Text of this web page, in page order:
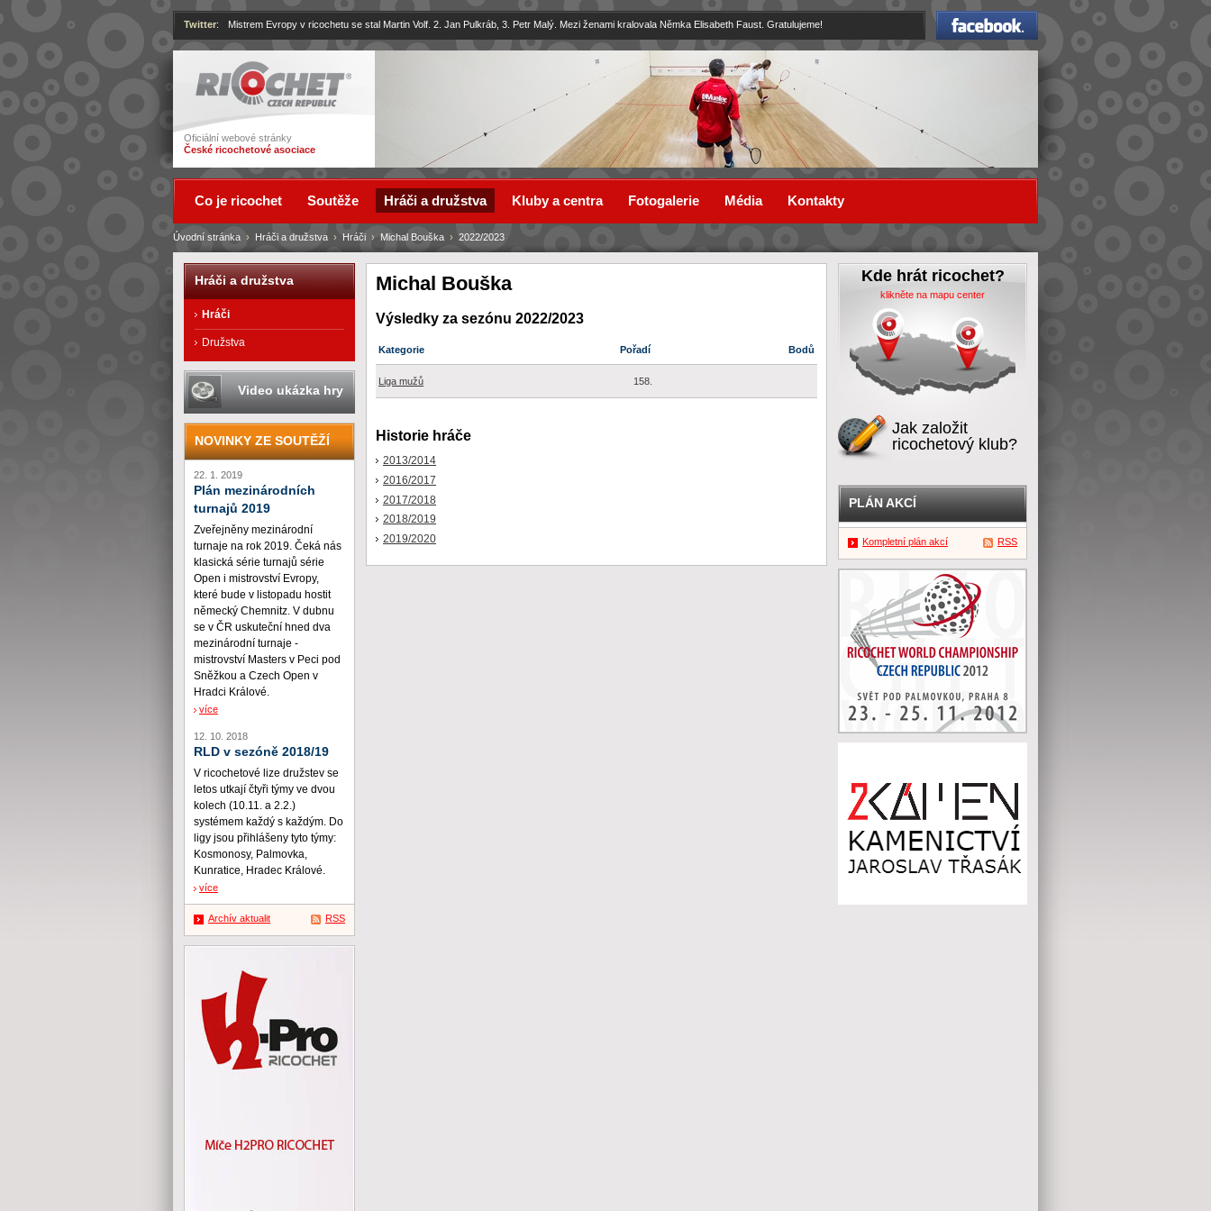
Ricochet
Oficiální webové stránky
České ricochetové asociace
Facebook
Twitter: Mistrem Evropy v ricochetu se stal Martin Volf. 2. Jan Pulkráb, 3. Petr Malý. Mezi ženami kralovala Němka Elisabeth Faust. Gratulujeme!
Michal Bouška
Výsledky za sezónu 2022/2023
Kategorie Pořadí Bodů
Liga mužů 158.
Historie hráče
2013/2014
2016/2017
2017/2018
2018/2019
2019/2020
Úvodní stránka › Hráči a družstva › Hráči › Michal Bouška › 2022/2023
Co je ricochet Soutěže Hráči a družstva Kluby a centra Fotogalerie Média Kontakty
Hráči a družstva
Hráči
Družstva
Video ukázka hry
NOVINKY ZE SOUTĚŽÍ
22. 1. 2019
Plán mezinárodních
turnajů 2019
Zveřejněny mezinárodní
turnaje na rok 2019. Čeká nás
klasická série turnajů série
Open i mistrovství Evropy,
které bude v listopadu hostit
německý Chemnitz. V dubnu
se v ČR uskuteční hned dva
mezinárodní turnaje -
mistrovství Masters v Peci pod
Sněžkou a Czech Open v
Hradci Králové.
více
12. 10. 2018
RLD v sezóně 2018/19
V ricochetové lize družstev se
letos utkají čtyři týmy ve dvou
kolech (10.11. a 2.2.)
systémem každý s každým. Do
ligy jsou přihlášeny tyto týmy:
Kosmonosy, Palmovka,
Kunratice, Hradec Králové.
více
Archív aktualit RSS
Kde hrát ricochet?
klikněte na mapu center
Jak založit
ricochetový klub?
PLÁN AKCÍ
Kompletní plán akcí RSS